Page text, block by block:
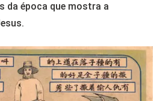
da época que mostra a